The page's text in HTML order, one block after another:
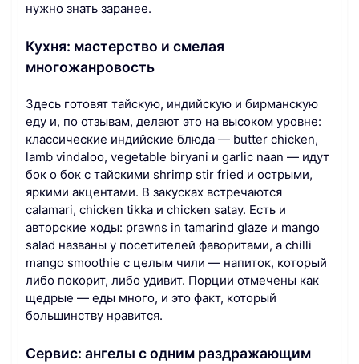
нужно знать заранее.
Кухня: мастерство и смелая
многожанровость
Здесь готовят тайскую, индийскую и бирманскую
еду и, по отзывам, делают это на высоком уровне:
классические индийские блюда — butter chicken,
lamb vindaloo, vegetable biryani и garlic naan — идут
бок о бок с тайскими shrimp stir fried и острыми,
яркими акцентами. В закусках встречаются
calamari, chicken tikka и chicken satay. Есть и
авторские ходы: prawns in tamarind glaze и mango
salad названы у посетителей фаворитами, а chilli
mango smoothie с целым чили — напиток, который
либо покорит, либо удивит. Порции отмечены как
щедрые — еды много, и это факт, который
большинству нравится.
Сервис: ангелы с одним раздражающим